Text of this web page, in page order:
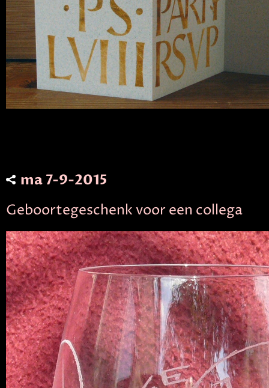
ma 7-9-2015
Geboortegeschenk voor een collega